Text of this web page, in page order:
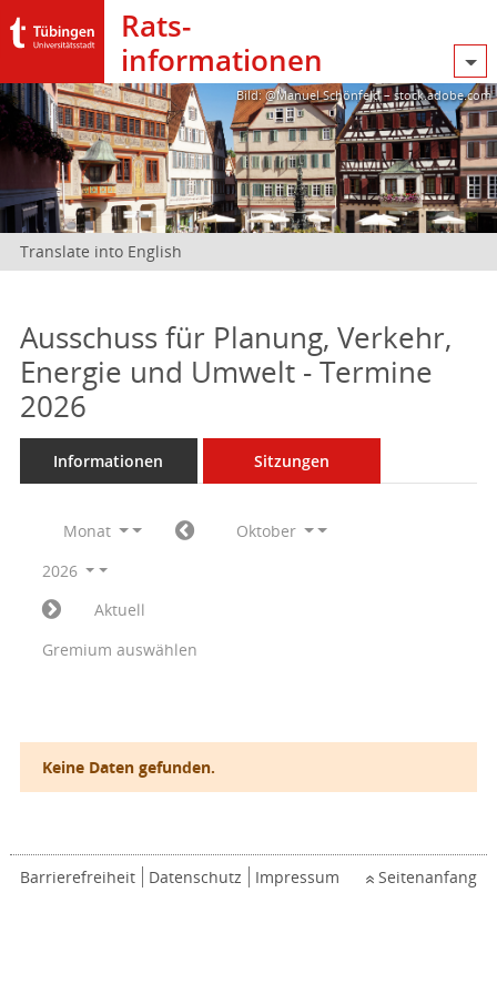
Rats­
informationen
Bild: @Manuel Schönfeld – stock.adobe.com
Translate into English
Ausschuss für Planung, Verkehr,
Energie und Umwelt - Termine
2026
Informationen Sitzungen
Monat
Oktober
2026
Aktuell
Gremium auswählen
Keine Daten gefunden.
Barrierefreiheit Datenschutz Impressum Seitenanfang